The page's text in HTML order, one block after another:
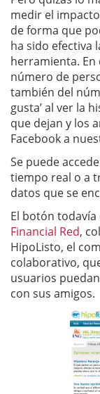
medir el
de forma que
ha sido efectiva
herramienta.
número de
también del
gusta’ al ver la
que dejan y los
Facebook a
Se puede
tiempo real o a
datos que se
El botón
Financial Red,
HipoListo, el
colaborativo,
usuarios
con sus amigos.